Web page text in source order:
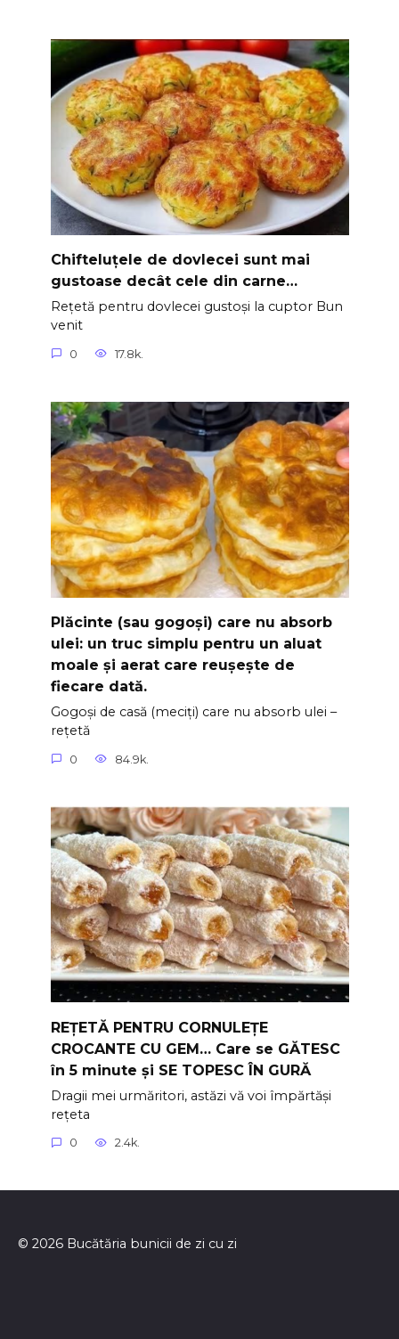
Chifteluțele de dovlecei sunt mai
gustoase decât cele din carne…
Rețetă pentru dovlecei gustoși la cuptor Bun
venit
0 17.8k.
Plăcinte (sau gogoși) care nu absorb
ulei: un truc simplu pentru un aluat
moale și aerat care reușește de
fiecare dată.
Gogoși de casă (meciți) care nu absorb ulei –
rețetă
0 84.9k.
REȚETĂ PENTRU CORNULEȚE
CROCANTE CU GEM… Care se GĂTESC
în 5 minute și SE TOPESC ÎN GURĂ
Dragii mei urmăritori, astăzi vă voi împărtăși
rețeta
0 2.4k.
© 2026 Bucătăria bunicii de zi cu zi